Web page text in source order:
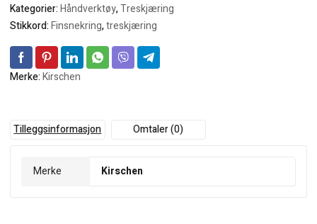
Kategorier:Håndverktøy,Treskjæring
Stikkord:Finsnekring,treskjæring
Merke:Kirschen
Tilleggsinformasjon Omtaler (0)
Merke Kirschen